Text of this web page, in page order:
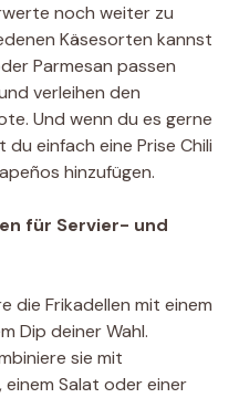
noch weiter zu
Käsesorten kannst
Parmesan passen
verleihen den
Und wenn du es gerne
einfach eine Prise Chili
hinzufügen.
für Servier- und
die Frikadellen mit einem
Dip deiner Wahl.
sie mit
Salat oder einer